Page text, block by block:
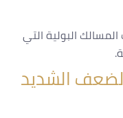
البولية التي
الشديد